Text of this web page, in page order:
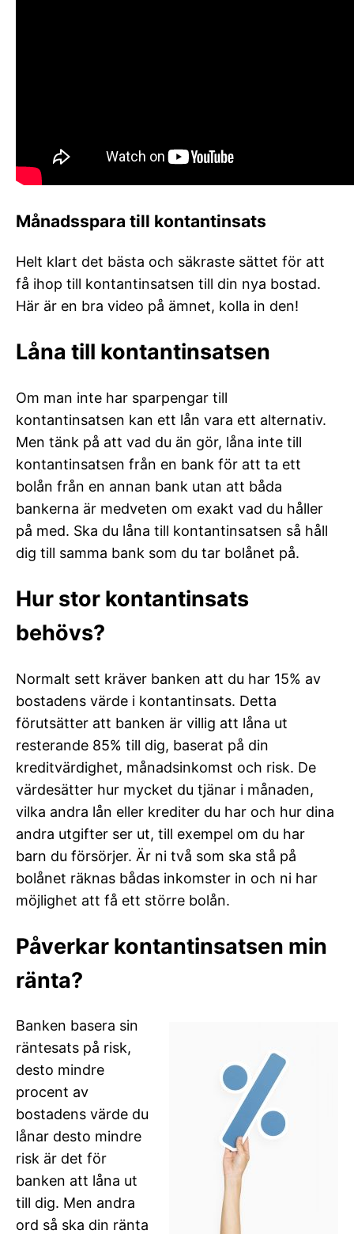
Månadsspara till kontantinsats
Helt klart det bästa och säkraste sättet för att
få ihop till kontantinsatsen till din nya bostad.
Här är en bra video på ämnet, kolla in den!
Låna till kontantinsatsen
Om man inte har sparpengar till
kontantinsatsen kan ett lån vara ett alternativ.
Men tänk på att vad du än gör, låna inte till
kontantinsatsen från en bank för att ta ett
bolån från en annan bank utan att båda
bankerna är medveten om exakt vad du håller
på med. Ska du låna till kontantinsatsen så håll
dig till samma bank som du tar bolånet på.
Hur stor kontantinsats
behövs?
Normalt sett kräver banken att du har 15% av
bostadens värde i kontantinsats. Detta
förutsätter att banken är villig att låna ut
resterande 85% till dig, baserat på din
kreditvärdighet, månadsinkomst och risk. De
värdesätter hur mycket du tjänar i månaden,
vilka andra lån eller krediter du har och hur dina
andra utgifter ser ut, till exempel om du har
barn du försörjer. Är ni två som ska stå på
bolånet räknas bådas inkomster in och ni har
möjlighet att få ett större bolån.
Påverkar kontantinsatsen min
ränta?
Banken basera sin
räntesats på risk,
desto mindre
procent av
bostadens värde du
lånar desto mindre
risk är det för
banken att låna ut
till dig. Men andra
ord så ska din ränta